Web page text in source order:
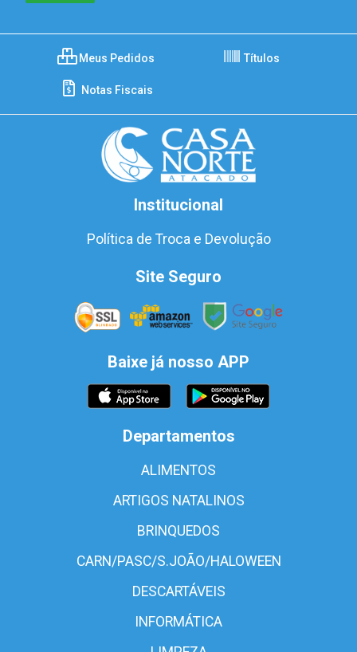
Meus Pedidos Títulos
Notas Fiscais
Institucional
Política de Troca e Devolução
Site Seguro
Baixe já nosso APP
Departamentos
ALIMENTOS
ARTIGOS NATALINOS
BRINQUEDOS
CARN/PASC/S.JOÃO/HALOWEEN
DESCARTÁVEIS
INFORMÁTICA